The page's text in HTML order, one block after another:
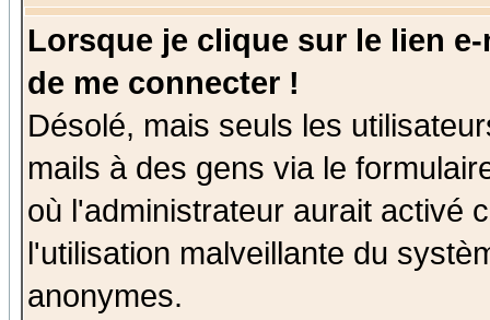
Lorsque je clique sur le lien
de me connecter !
Désolé, mais seuls les
mails à des gens via le
où l'administrateur aurait activé
l'utilisation malveillante du
anonymes.